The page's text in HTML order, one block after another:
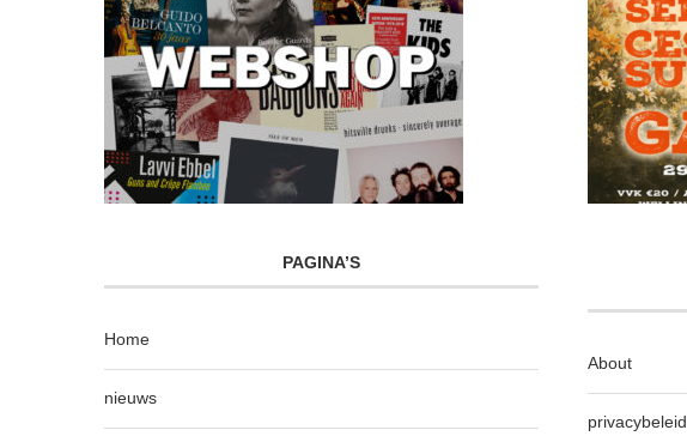
PAGINA’S
Home
nieuws
About
privacybeleid